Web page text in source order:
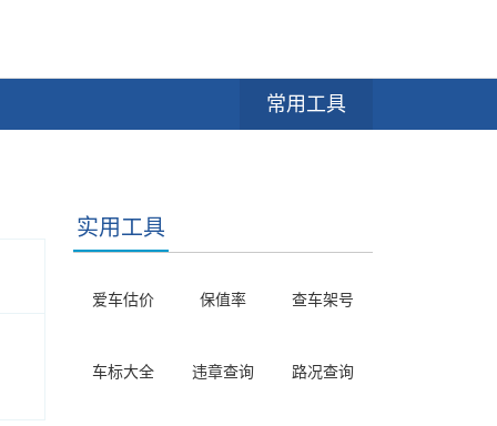
常用工具
实用工具
爱车估价 保值率 查车架号
车标大全 违章查询 路况查询